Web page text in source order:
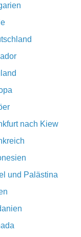
nach Kiew
und Palästina